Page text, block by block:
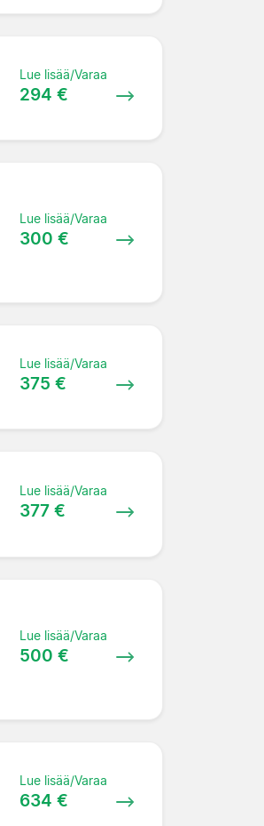
Lue lisää/Varaa
294 €
Lue lisää/Varaa
300 €
Lue lisää/Varaa
375 €
Lue lisää/Varaa
377 €
Lue lisää/Varaa
500 €
Lue lisää/Varaa
634 €